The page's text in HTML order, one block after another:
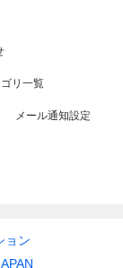
リ一覧
メール通知設定
ョン